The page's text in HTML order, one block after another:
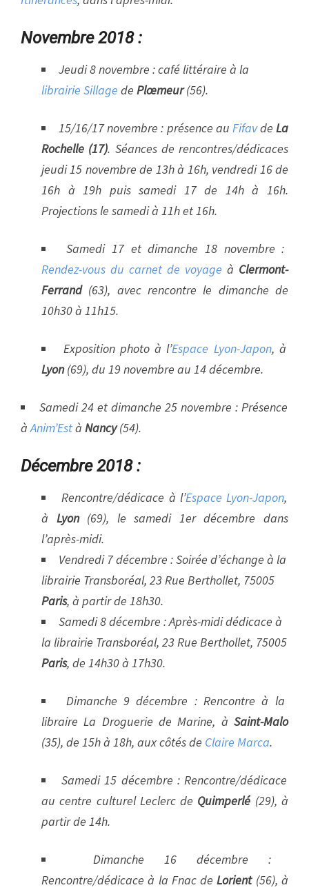
Novembre 2018 :
Jeudi 8 novembre : café littéraire à la
librairie Sillage de Plœmeur(56).
15/16/17 novembre : présence au Fifavde La
Rochelle (17). Séances de rencontres/dédicaces
jeudi 15 novembre de 13h à 16h, vendredi 16 de
16h à 19h puis samedi 17 de 14h à 16h.
Projections le samedi à 11h et 16h.
Samedi 17 et dimanche 18 novembre :
Rendez-vous du carnet de voyage à Clermont-
Ferrand(63), avec rencontre le dimanche de
10h30 à 11h15.
Exposition photo à l’Espace Lyon-Japon, à
Lyon(69), du 19 novembre au 14 décembre.
Samedi 24 et dimanche 25 novembre : Présence
àAnim’Està Nancy(54).
Décembre 2018 :
Rencontre/dédicace à l’Espace Lyon-Japon,
à Lyon(69), le samedi 1er décembre dans
l’après-midi.
Vendredi 7 décembre : Soirée d’échange à la
librairie Transboréal, 23 Rue Berthollet, 75005
Paris, à partir de 18h30.
Samedi 8 décembre : Après-midi dédicace à
la librairie Transboréal, 23 Rue Berthollet, 75005
Paris, de 14h30 à 17h30.
Dimanche 9 décembre : Rencontre à la
libraire La Droguerie de Marine, à Saint-Malo
(35), de 15h à 18h, aux côtés de Claire Marca.
Samedi 15 décembre : Rencontre/dédicace
au centre culturel Leclerc de Quimperlé (29), à
partir de 14h.
Dimanche 16 décembre :
Rencontre/dédicace à la Fnac deLorient(56), à